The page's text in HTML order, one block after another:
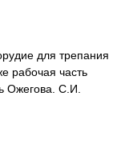
для трепания
рабочая часть
Ожегова. С.И.